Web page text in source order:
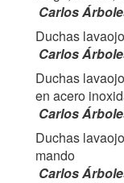
Carlos
Duchas
Carlos
Duchas
en acero
Carlos
Duchas
mando
Carlos